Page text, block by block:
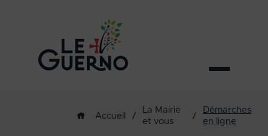
Accueil /
La Mairie
et vous
/
Démarches
en ligne